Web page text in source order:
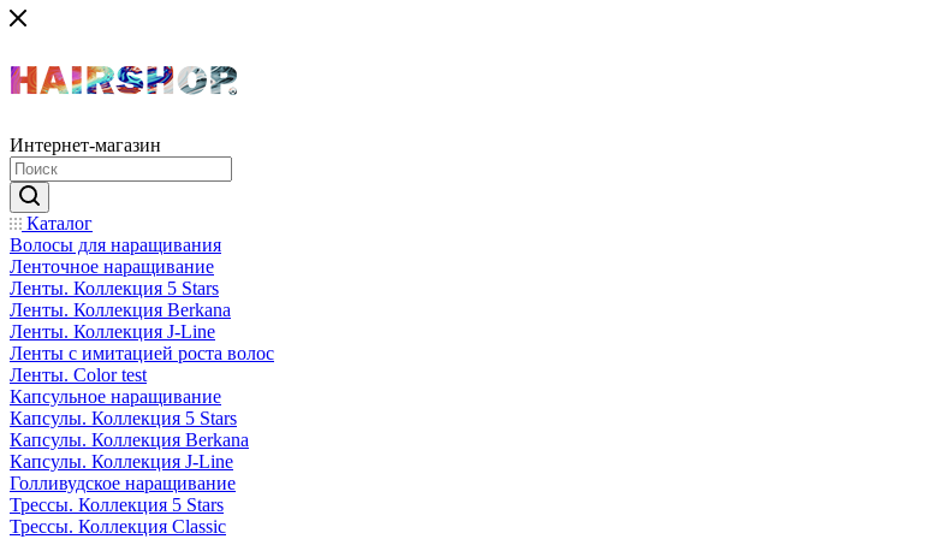
Интернет-магазин
Каталог
Волосы для наращивания
Ленточное наращивание
Ленты. Коллекция 5 Stars
Ленты. Коллекция Berkana
Ленты. Коллекция J-Line
Ленты с имитацией роста волос
Ленты. Color test
Капсульное наращивание
Капсулы. Коллекция 5 Stars
Капсулы. Коллекция Berkana
Капсулы. Коллекция J-Line
Голливудское наращивание
Трессы. Коллекция 5 Stars
Трессы. Коллекция Classic